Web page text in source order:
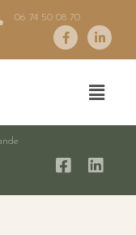
06 74 50 08 70